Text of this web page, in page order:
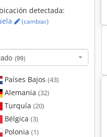
detectada:
(cambiar)
(99)
Países Bajos (43)
Alemania (32)
Turquía (20)
Bélgica (3)
Polonia (1)
Bl Caterpillar 330 B